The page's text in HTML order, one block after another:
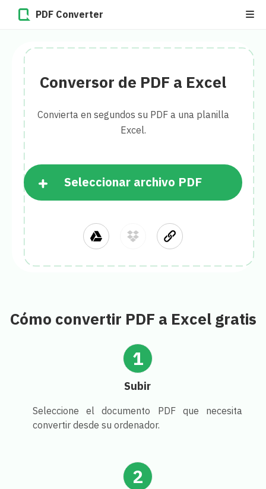
PDF Converter
Conversor de PDF a Excel
Convierta en segundos su PDF a una planilla
Excel.
Seleccionar archivo PDF
Cómo convertir PDF a Excel gratis
1
Subir
Seleccione el documento PDF que necesita
convertir desde su ordenador.
2